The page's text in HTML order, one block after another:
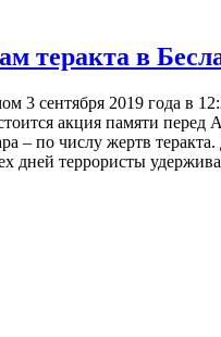
теракта в
3 сентября 2019 года в
акция памяти
по числу жертв
дней террористы